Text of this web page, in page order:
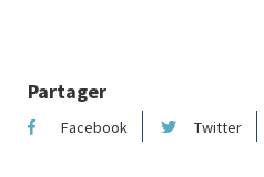
Partager
Facebook Twitter